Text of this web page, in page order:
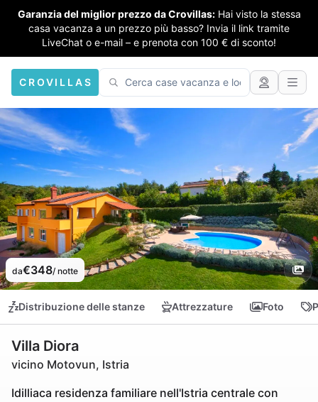
Garanzia del miglior prezzo da Crovillas: Hai visto la stessa
casa vacanza a un prezzo più basso? Invia il link tramite
LiveChat o e-mail – e prenota con 100 € di sconto!
CROVILLAS
da€348/ notte
Distribuzione delle stanze Attrezzature Foto
Villa Diora
vicino Motovun, Istria
Idilliaca residenza familiare nell'Istria centrale con